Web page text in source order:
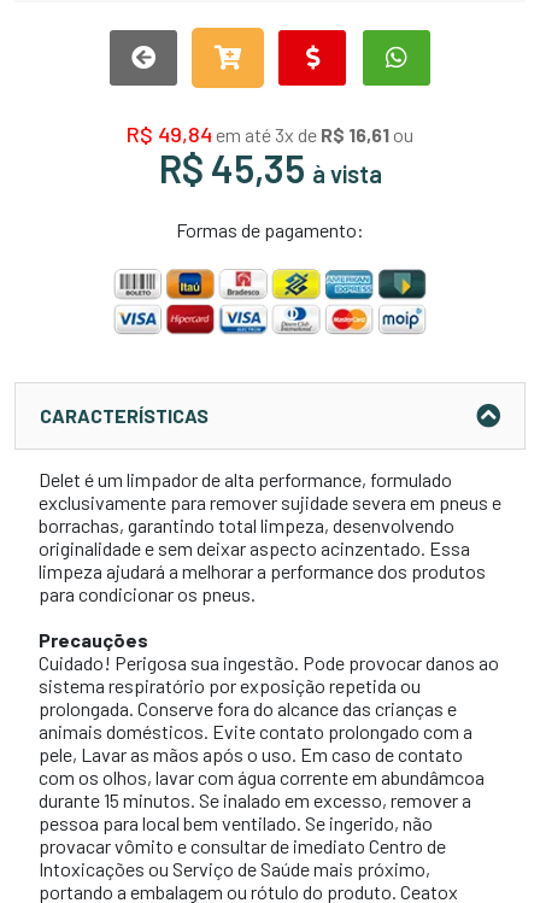
R$ 49,84 em até 3x de R$ 16,61 ou
R$ 45,35 à vista
Formas de pagamento:
CARACTERÍSTICAS
Delet é um limpador de alta performance, formulado
exclusivamente para remover sujidade severa em pneus e
borrachas, garantindo total limpeza, desenvolvendo
originalidade e sem deixar aspecto acinzentado. Essa
limpeza ajudará a melhorar a performance dos produtos
para condicionar os pneus.
Precauções
Cuidado! Perigosa sua ingestão. Pode provocar danos ao
sistema respiratório por exposição repetida ou
prolongada. Conserve fora do alcance das crianças e
animais domésticos. Evite contato prolongado com a
pele, Lavar as mãos após o uso. Em caso de contato
com os olhos, lavar com água corrente em abundâmcoa
durante 15 minutos. Se inalado em excesso, remover a
pessoa para local bem ventilado. Se ingerido, não
provacar vômito e consultar de imediato Centro de
Intoxicações ou Serviço de Saúde mais próximo,
portando a embalagem ou rótulo do produto. Ceatox